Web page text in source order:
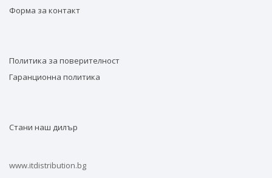
Форма за контакт
Политика за поверителност
Гаранционна политика
Стани наш дилър
www.itdistribution.bg